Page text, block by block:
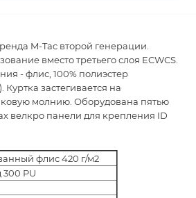
M-Tac второй генерации.
вместо третьего слоя ECWCS.
- флис, 100% полиэстер
застегивается на
молнию. Оборудована пятью
велкро панели для крепления ID
флис 420 г/м2
PU